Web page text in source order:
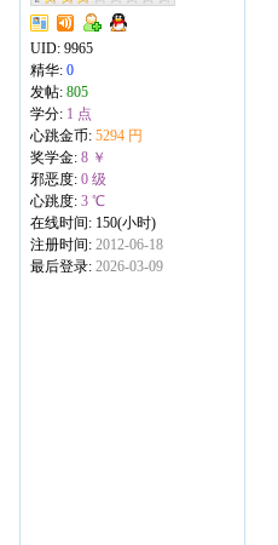
UID: 9965
精华: 0
发帖: 805
学分: 1 点
心跳金币: 5294 円
奖学金: 8 ￥
邪恶度: 0 级
心跳度: 3 ℃
在线时间: 150(小时)
注册时间: 2012-06-18
最后登录: 2026-03-09